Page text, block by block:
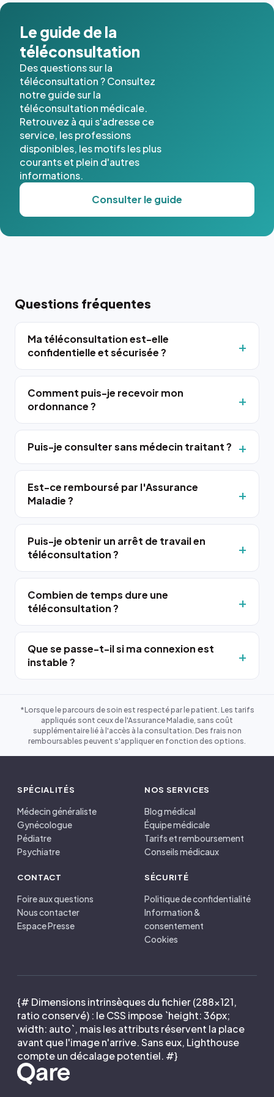
Le guide de la
téléconsultation
Des questions sur la
téléconsultation ? Consultez
notre guide sur la
téléconsultation médicale.
Retrouvez à qui s'adresse ce
service, les professions
disponibles, les motifs les plus
courants et plein d'autres
informations.
Consulter le guide
Questions fréquentes
Ma téléconsultation est-elle
confidentielle et sécurisée ?
Comment puis-je recevoir mon
ordonnance ?
Puis-je consulter sans médecin traitant ?
Est-ce remboursé par l'Assurance
Maladie ?
Puis-je obtenir un arrêt de travail en
téléconsultation ?
Combien de temps dure une
téléconsultation ?
Que se passe-t-il si ma connexion est
instable ?
*Lorsque le parcours de soin est respecté par le patient. Les tarifs
appliqués sont ceux de l'Assurance Maladie, sans coût
supplémentaire lié à l'accès à la consultation. Des frais non
remboursables peuvent s'appliquer en fonction des options.
SPÉCIALITÉS
Médecin généraliste
Gynécologue
Pédiatre
Psychiatre
NOS SERVICES
Blog médical
Équipe médicale
Tarifs et remboursement
Conseils médicaux
CONTACT
Foire aux questions
Nous contacter
Espace Presse
SÉCURITÉ
Politique de confidentialité
Information &
consentement
Cookies
{# Dimensions intrinsèques du fichier (288×121,
ratio conservé) : le CSS impose `height: 36px;
width: auto`, mais les attributs réservent la place
avant que l'image n'arrive. Sans eux, Lighthouse
compte un décalage potentiel. #}